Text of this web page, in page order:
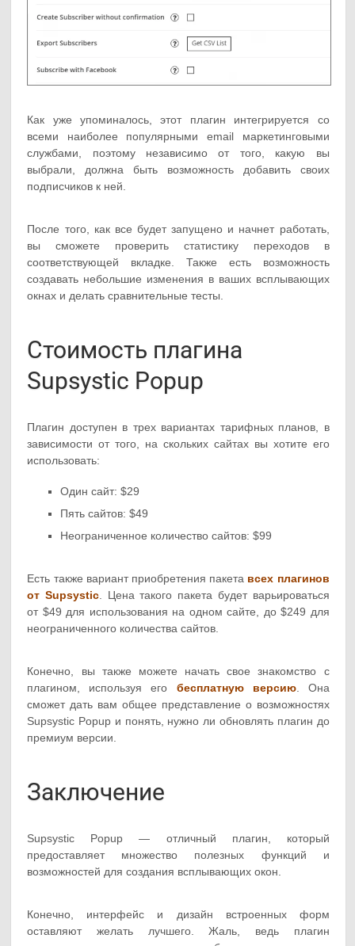
Как уже упоминалось, этот плагин интегрируется со
всеми наиболее популярными email маркетинговыми
службами, поэтому независимо от того, какую вы
выбрали, должна быть возможность добавить своих
подписчиков к ней.
После того, как все будет запущено и начнет работать,
вы сможете проверить статистику переходов в
соответствующей вкладке. Также есть возможность
создавать небольшие изменения в ваших всплывающих
окнах и делать сравнительные тесты.
Стоимость плагина
Supsystic Popup
Плагин доступен в трех вариантах тарифных планов, в
зависимости от того, на скольких сайтах вы хотите его
использовать:
Один сайт: $29
Пять сайтов: $49
Неограниченное количество сайтов: $99
Есть также вариант приобретения пакета всех плагинов
от Supsystic . Цена такого пакета будет варьироваться
от $49 для использования на одном сайте, до $249 для
неограниченного количества сайтов.
Конечно, вы также можете начать свое знакомство с
плагином, используя его бесплатную версию. Она
сможет дать вам общее представление о возможностях
Supsystic Popup и понять, нужно ли обновлять плагин до
премиум версии.
Заключение
Supsystic Popup — отличный плагин, который
предоставляет множество полезных функций и
возможностей для создания всплывающих окон.
Конечно, интерфейс и дизайн встроенных форм
оставляют желать лучшего. Жаль, ведь плагин